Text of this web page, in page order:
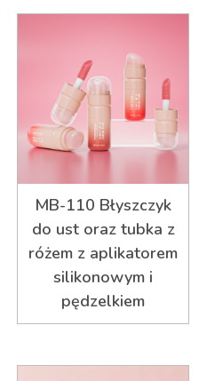
MB-110 Błyszczyk
do ust oraz tubka z
różem z aplikatorem
silikonowym i
pędzelkiem